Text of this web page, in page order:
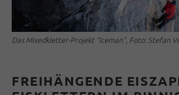
Das Mixedkletter-Projekt “Iceman”, Foto: Stefan
FREIHÄNGENDE